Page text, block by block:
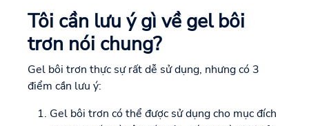
Tôi cần lưu ý gì về gel bôi
trơn nói chung?
Gel bôi trơn thực sự rất dễ sử dụng, nhưng có 3
điểm cần lưu ý:
Gel bôi trơn có thể được sử dụng cho mục đích